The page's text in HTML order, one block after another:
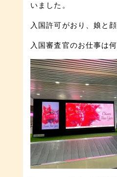
いました。
入国許可がおり、娘と
入国審査官のお仕事は